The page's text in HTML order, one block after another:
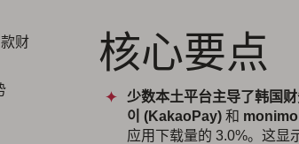
财
核心要点
少数本土平台主导了韩国财
이 (KakaoPay) 和 monimo
应用下载量的 3.0%。这显